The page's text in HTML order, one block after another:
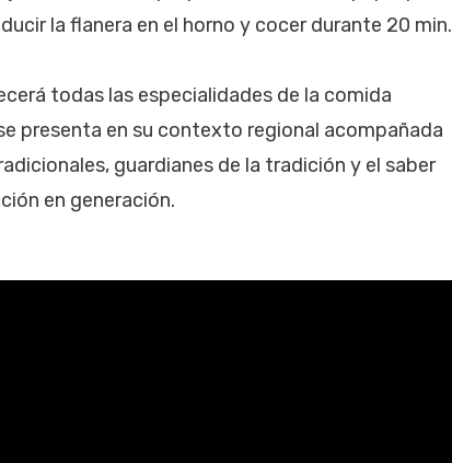
la flanera en el horno y cocer durante 20 min.
todas las especialidades de la comida
presenta en su contexto regional acompañada
guardianes de la tradición y el saber
en generación.